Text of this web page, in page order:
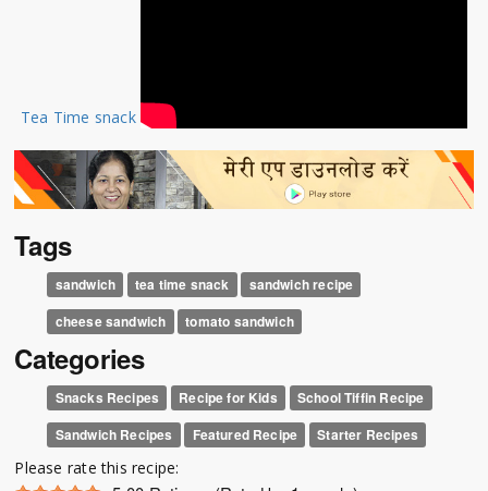
Tea Time snack
Tags
sandwich tea time snack
sandwich recipe
cheese sandwich
tomato sandwich
Categories
Snacks Recipes Recipe for Kids
School Tiffin Recipe
Sandwich Recipes
Featured Recipe Starter Recipes
Please rate this recipe: